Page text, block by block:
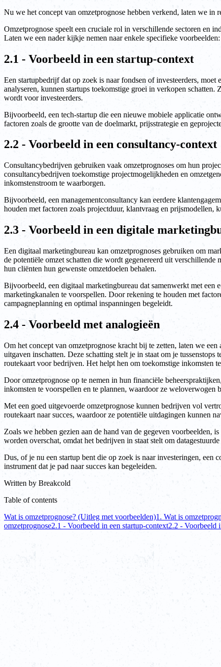
Nu we het concept van omzetprognose hebben verkend, laten we
Omzetprognose speelt een cruciale rol in verschillende sectoren en
Laten we een nader kijkje nemen naar enkele specifieke voorbeelden:
2.1 - Voorbeeld in een startup-context
Een startupbedrijf dat op zoek is naar fondsen of investeerders,
analyseren, kunnen startups toekomstige groei in verkopen
wordt voor investeerders.
Bijvoorbeeld, een tech-startup die een nieuwe mobiele applicatie
factoren zoals de grootte van de doelmarkt, prijsstrategie en
2.2 - Voorbeeld in een consultancy-context
Consultancybedrijven gebruiken vaak omzetprognoses om hun
consultancybedrijven toekomstige projectmogelijkheden en
inkomstenstroom te waarborgen.
Bijvoorbeeld, een managementconsultancy kan eerdere
houden met factoren zoals projectduur, klantvraag en prijsmodellen,
2.3 - Voorbeeld in een digitale
Een digitaal marketingbureau kan omzetprognoses gebruiken om
de potentiële omzet schatten die wordt gegenereerd uit
hun cliënten hun gewenste omzetdoelen behalen.
Bijvoorbeeld, een digitaal marketingbureau dat samenwerkt met een
marketingkanalen te voorspellen. Door rekening te houden met
campagneplanning en optimal inspanningen begeleidt.
2.4 - Voorbeeld met analogieën
Om het concept van omzetprognose kracht bij te zetten, laten we
uitgaven inschatten. Deze schatting stelt je in staat om je tussenstops
routekaart voor bedrijven. Het helpt hen om toekomstige inkomsten
Door omzetprognose op te nemen in hun financiële
inkomsten te voorspellen en te plannen, waardoor ze weloverwogen
Met een goed uitgevoerde omzetprognose kunnen bedrijven vol
routekaart naar succes, waardoor ze potentiële uitdagingen kunnen
Zoals we hebben gezien aan de hand van de gegeven voorbeelden,
worden overschat, omdat het bedrijven in staat stelt om
Dus, of je nu een startup bent die op zoek is naar investeringen, een
instrument dat je pad naar succes kan begeleiden.
Written by Breakcold
Table of contents
Wat is omzetprognose? (Uitleg met voorbeelden)1. Wat is
omzetprognose2.1 - Voorbeeld in een startup-context2.2 - Voorbeeld